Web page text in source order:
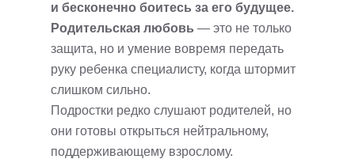
и бесконечно боитесь за его будущее.
Родительская любовь — это не только
защита, но и умение вовремя передать
руку ребенка специалисту, когда штормит
слишком сильно.
Подростки редко слушают родителей, но
они готовы открыться нейтральному,
поддерживающему взрослому.